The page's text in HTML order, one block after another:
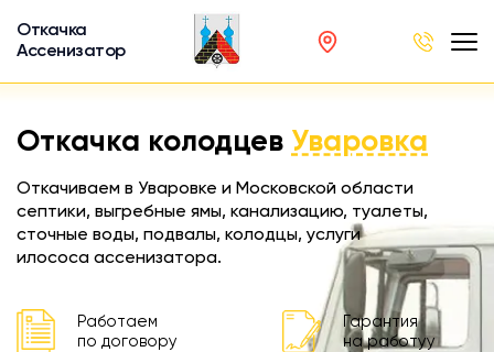
Откачка
Ассенизатор
Откачка колодцев Уваровка
Откачиваем в Уваровке и Московской области
септики, выгребные ямы, канализацию, туалеты,
сточные воды, подвалы, колодцы, услуги
илососа ассенизатора.
Работаем
по договору
Гарантия
на работуу